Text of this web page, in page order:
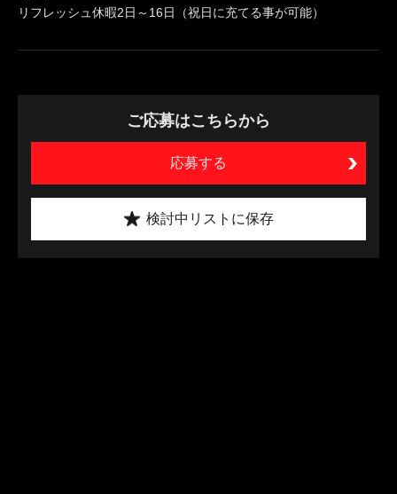
リフレッシュ休暇2日～16日（祝日に充てる事が可能）
ご応募はこちらから
応募する
検討中リストに保存